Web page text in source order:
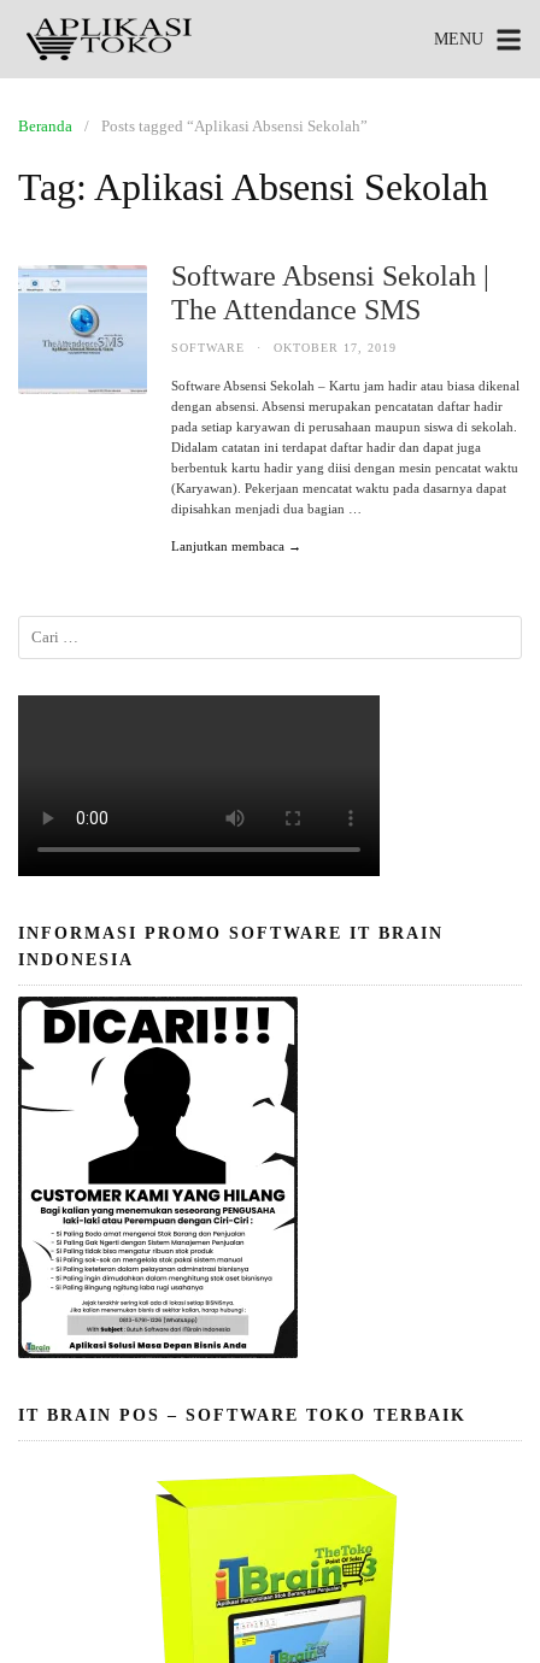
MENU
Beranda Posts tagged “Aplikasi Absensi Sekolah”
Tag: Aplikasi Absensi Sekolah
Software Absensi Sekolah |
The Attendance SMS
SOFTWARE · OKTOBER 17, 2019
Software Absensi Sekolah – Kartu jam hadir atau biasa dikenal
dengan absensi. Absensi merupakan pencatatan daftar hadir
pada setiap karyawan di perusahaan maupun siswa di sekolah.
Didalam catatan ini terdapat daftar hadir dan dapat juga
berbentuk kartu hadir yang diisi dengan mesin pencatat waktu
(Karyawan). Pekerjaan mencatat waktu pada dasarnya dapat
dipisahkan menjadi dua bagian …
Lanjutkan membaca →
INFORMASI PROMO SOFTWARE IT BRAIN
INDONESIA
IT BRAIN POS – SOFTWARE TOKO TERBAIK